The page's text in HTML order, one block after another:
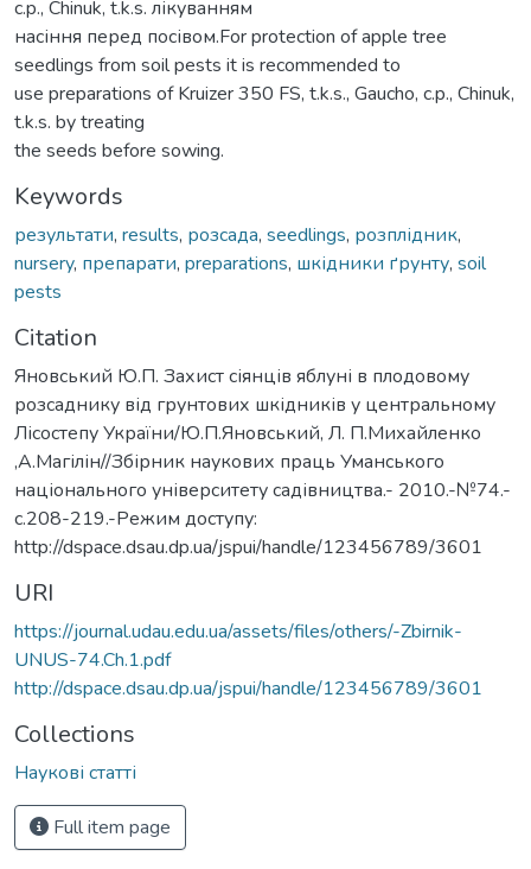
c.p., Chinuk, t.k.s. лікуванням
насіння перед посівом.For protection of apple tree
seedlings from soil pests it is recommended to
use preparations of Kruizer 350 FS, t.k.s., Gaucho, c.p., Chinuk,
t.k.s. by treating
the seeds before sowing.
Keywords
результати, results, розсада, seedlings, розплідник,
nursery, препарати, preparations, шкідники ґрунту, soil
pests
Citation
Яновський Ю.П. Захист сіянців яблуні в плодовому
розсаднику від грунтових шкідників у центральному
Лісостепу України/Ю.П.Яновський, Л. П.Михайленко
,А.Магілін//Збірник наукових праць Уманського
національного університету садівництва.- 2010.-№74.-
с.208-219.-Режим доступу:
http://dspace.dsau.dp.ua/jspui/handle/123456789/3601
URI
https://journal.udau.edu.ua/assets/files/others/-Zbirnik-
UNUS-74.Ch.1.pdf
http://dspace.dsau.dp.ua/jspui/handle/123456789/3601
Collections
Наукові статті
Full item page